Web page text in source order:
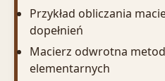
Przykład obliczania
dopełnień
Macierz odwrotna
elementarnych